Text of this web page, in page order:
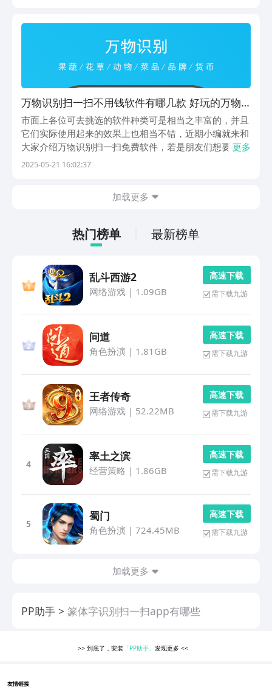
高...
万物识别扫一扫不用钱软件有哪几款 好玩的万物
识别扫一扫app榜单
市面上各位可去挑选的软件种类可是相当之丰富的，并且
它们实际使用起来的效果上也相当不错，近期小编就来和
大家介绍万物识别扫一扫免费软件，若是朋友们想要去快
速的使用这类应用帮助自己识别各类不同的物体，那么下
更多
2025-05-21 16:02:37
加载更多
热门榜单 最新榜单
乱斗西游2
网络游戏| 1.09GB
高 速 下 载
需下载九游
问道
角色扮演 | 1.81GB
高 速 下 载
需下载九游
王者传奇
网络游戏| 52.22MB
高 速 下 载
需下载九游
4
率土之滨
经营策略 | 1.86GB
高 速 下 载
需下载九游
5
蜀门
角色扮演 | 724.45MB
高 速 下 载
需下载九游
加载更多
PP助手 篆体字识别扫一扫app有哪些
>> 到底了，安装 「PP助手」 发现更多<<
友情链接